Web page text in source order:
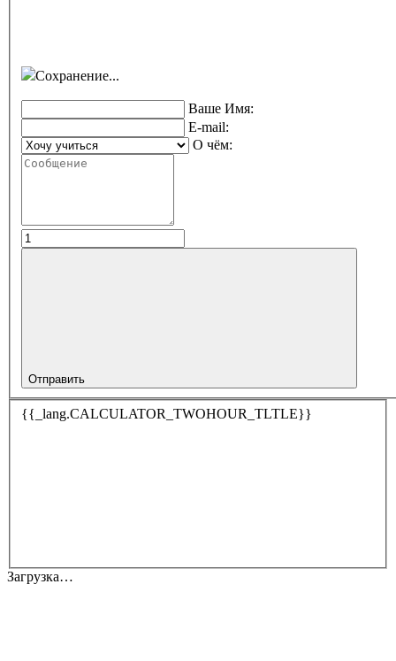
Сохранение...
Ваше Имя:
E-mail:
О чём:
Отправить
{{_lang.CALCULATOR_TWOHOUR_TLTLE}}
Загрузка…